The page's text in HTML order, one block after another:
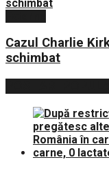
Cazul Charlie
schimbat